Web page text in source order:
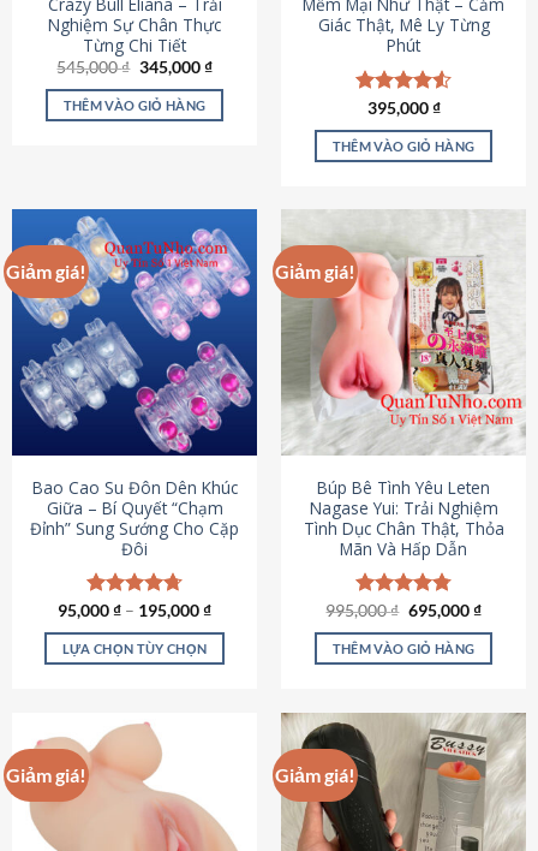
Crazy Bull Eliana – Trải
Nghiệm Sự Chân Thực
Từng Chi Tiết
545,000₫ Giá
là:
545,000 ₫.
345,000₫Giá
tại
THÊM VÀO GIỎ HÀNG
Mềm Mại Như Thật – Cảm
Giác Thật, Mê Ly Từng
Phút
Được xếp
hạng4.53
5 sao
395,000₫
THÊM VÀO GIỎ HÀNG
Giảm giá!
Bao Cao Su Đôn Dên Khúc
Giữa – Bí Quyết “Chạm
Đỉnh” Sung Sướng Cho Cặp
Đôi
Được xếp
hạng4.70
5 sao
95,000₫ – 195,000₫
LỰA CHỌN TÙY CHỌN
này
nhiều
biến
thể.
Giảm giá!
Búp Bê Tình Yêu Leten
Nagase Yui: Trải Nghiệm
Tình Dục Chân Thật, Thỏa
Mãn Và Hấp Dẫn
Được xếp
hạng4.80
5 sao
995,000₫ Giá
là:
995,000 ₫.
695,000₫Giá
tại
THÊM VÀO GIỎ HÀNG
Giảm giá! Giảm giá!